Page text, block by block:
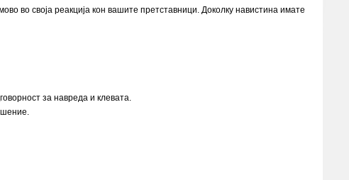
во своја реакција кон вашите претставници. Доколку навистина имате
за навреда и клевата.